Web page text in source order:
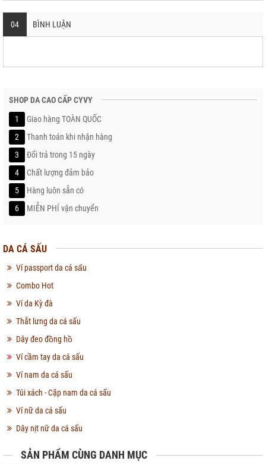
04 BÌNH LUẬN
SHOP DA CAO CẤP CYVY
1
Giao hàng TOÀN QUỐC
2
Thanh toán khi nhận hàng
3
Đổi trả trong 15 ngày
4
Chất lượng đảm bảo
5
Hàng luôn sẵn có
6
MIỄN PHÍ vận chuyển
DA CÁ SẤU
Ví passport da cá sấu
Combo Hot
Ví da Kỳ đà
Thắt lưng da cá sấu
Dây đeo đồng hồ
Ví cầm tay da cá sấu
Ví nam da cá sấu
Túi xách - Cặp nam da cá sấu
Ví nữ da cá sấu
Dây nịt nữ da cá sấu
SẢN PHẨM CÙNG DANH MỤC